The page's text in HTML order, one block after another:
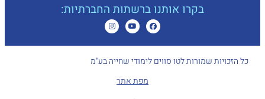
בקרו אותנו ברשתות החברתיות:
כל הזכויות שמורות לטו סווים לימודי שחייה בע"מ
מפת אתר